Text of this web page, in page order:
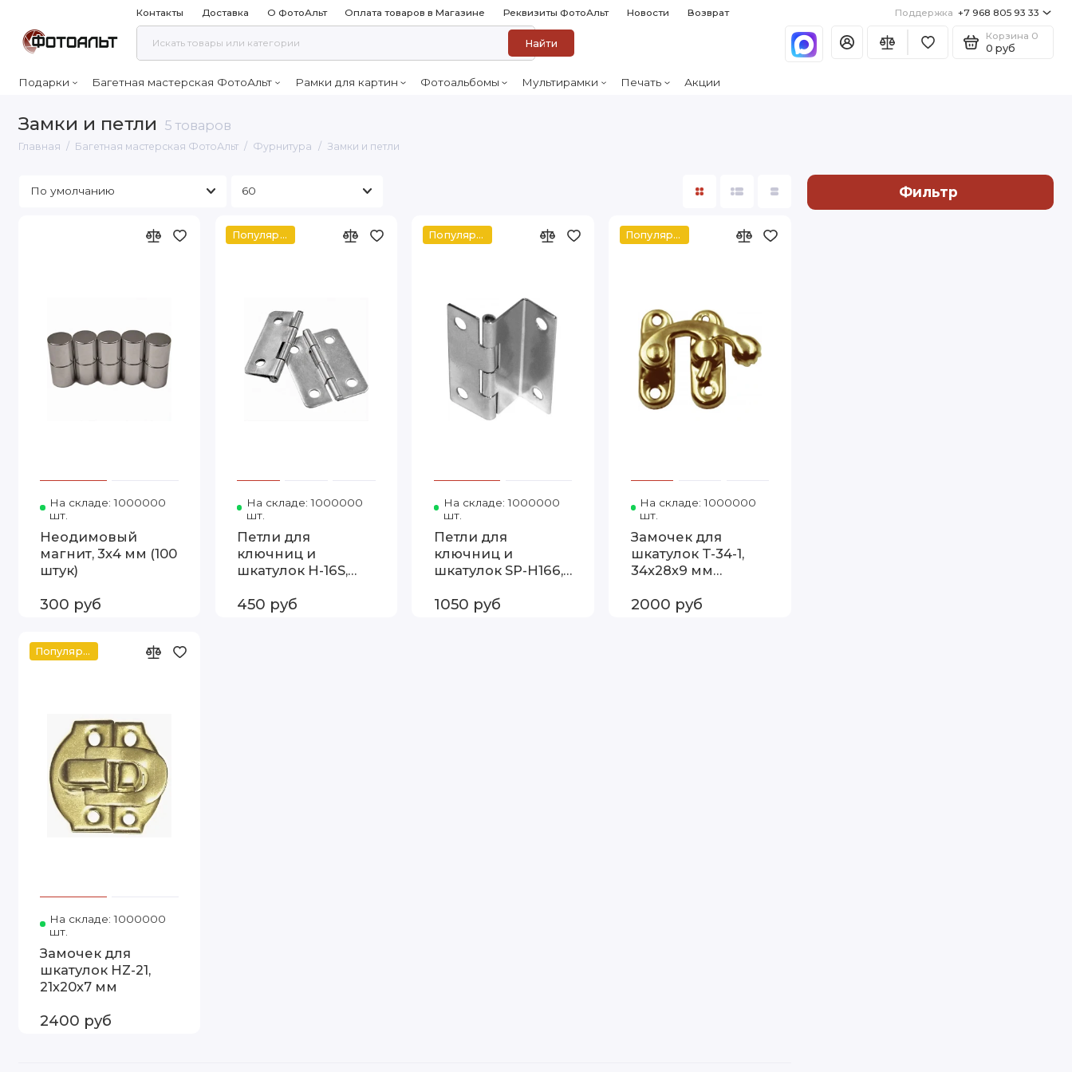
Контакты Доставка О ФотоАльт Оплата товаров в Магазине Реквизиты ФотоАльт Новости Возврат Поддержка +7 968 805 93 33
Найти
Корзина 0
0 руб
Подарки Багетная мастерская ФотоАльт Рамки для картин Фотоальбомы Мультирамки Печать Акции
Замки и петли 5 товаров
Главная Багетная мастерская ФотоАльт Фурнитура Замки и петли
На складе: 1000000
шт.
Код товара: MZ-01
Неодимовый
магнит, 3х4 мм (100
штук)
300 руб
Популярное
На складе: 1000000
шт.
Код товара: H-16S
Петли для
ключниц и
шкатулок H-16S,
шт.)
450 руб
Популярное
На складе: 1000000
шт.
Код товара: SP-H166
Петли для
ключниц и
шкатулок SP-H166,
1050 руб
Популярное
На складе: 1000000
шт.
Замочек для
шкатулок T-34-1,
34х28х9 мм
2000 руб
Популярное
На складе: 1000000
шт.
Замочек для
шкатулок HZ-21,
21х20х7 мм
2400 руб
Фильтр